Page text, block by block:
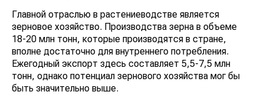
Главной отраслью в растениеводстве является
зерновое хозяйство. Производства зерна в объеме
18-20 млн тонн, которые производятся в стране,
вполне достаточно для внутреннего потребления.
Ежегодный экспорт здесь составляет 5,5-7,5 млн
тонн, однако потенциал зернового хозяйства мог бы
быть значительно выше.